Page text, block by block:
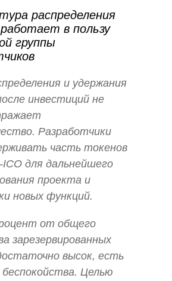
распределения
в пользу
группы
и удержания
инвестиций не
Разработчики
часть токенов
ICO для дальнейшего
проекта и
новых функций.
от общего
зарезервированных
высок, есть
беспокойства. Целью